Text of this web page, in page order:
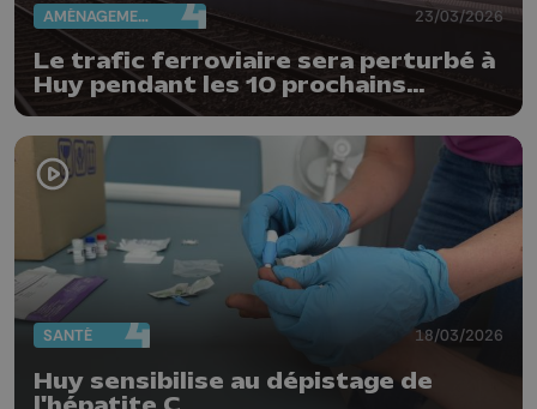
AMÉNAGEMENT DU TERRITOIRE 23/03/2026
Le trafic ferroviaire sera perturbé à
Huy pendant les 10 prochains
weekends
SANTÉ 18/03/2026
Huy sensibilise au dépistage de